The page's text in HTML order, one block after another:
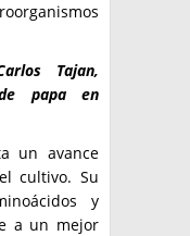
Tajan,
papa en
un avance
cultivo. Su
y
a un mejor